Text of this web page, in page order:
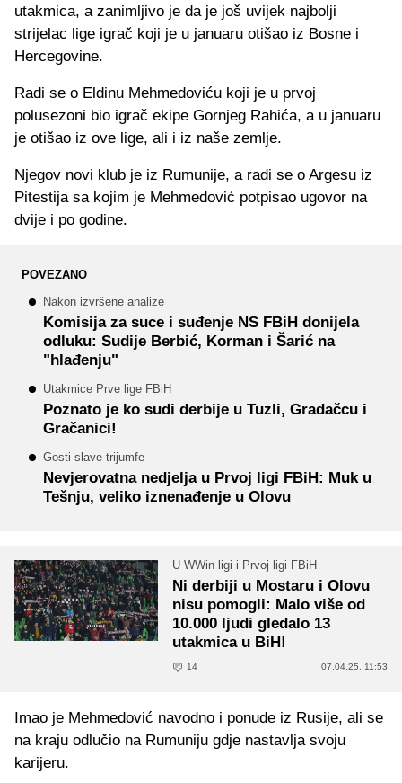
utakmica, a zanimljivo je da je još uvijek najbolji
strijelac lige igrač koji je u januaru otišao iz Bosne i
Hercegovine.
Radi se o Eldinu Mehmedoviću koji je u prvoj
polusezoni bio igrač ekipe Gornjeg Rahića, a u januaru
je otišao iz ove lige, ali i iz naše zemlje.
Njegov novi klub je iz Rumunije, a radi se o Argesu iz
Pitestija sa kojim je Mehmedović potpisao ugovor na
dvije i po godine.
POVEZANO
Nakon izvršene analize
Komisija za suce i suđenje NS FBiH donijela
odluku: Sudije Berbić, Korman i Šarić na
"hlađenju"
Utakmice Prve lige FBiH
Poznato je ko sudi derbije u Tuzli, Gradačcu i
Gračanici!
Gosti slave trijumfe
Nevjerovatna nedjelja u Prvoj ligi FBiH: Muk u
Tešnju, veliko iznenađenje u Olovu
U WWin ligi i Prvoj ligi FBiH
Ni derbiji u Mostaru i Olovu
nisu pomogli: Malo više od
10.000 ljudi gledalo 13
utakmica u BiH!
14 07.04.25. 11:53
Imao je Mehmedović navodno i ponude iz Rusije, ali se
na kraju odlučio na Rumuniju gdje nastavlja svoju
karijeru.